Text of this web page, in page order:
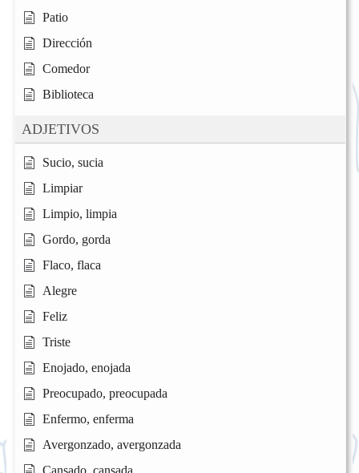
Patio
Dirección
Comedor
Biblioteca
ADJETIVOS
Sucio, sucia
Limpiar
Limpio, limpia
Gordo, gorda
Flaco, flaca
Alegre
Feliz
Triste
Enojado, enojada
Preocupado, preocupada
Enfermo, enferma
Avergonzado, avergonzada